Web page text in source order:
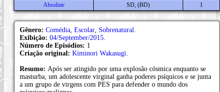
Absolute
SD, (BD) 1
Gênero: Comédia Escolar Sobrenatural
Exibição: 04/September/2015
Número de Episódios: 1
Criação original: Kiminori Wakasugi
Resumo: Após ser atingido por uma explosão cósmica enquanto se
masturba, um adolescente virginal ganha poderes psíquicos e se junta
a um grupo de virgens com PES para defender o mundo dos